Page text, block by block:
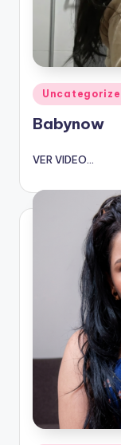
Publicado
en
Babynow
VER VIDEO...